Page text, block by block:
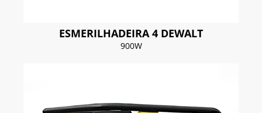
ESMERILHADEIRA 4 DEWALT
900W